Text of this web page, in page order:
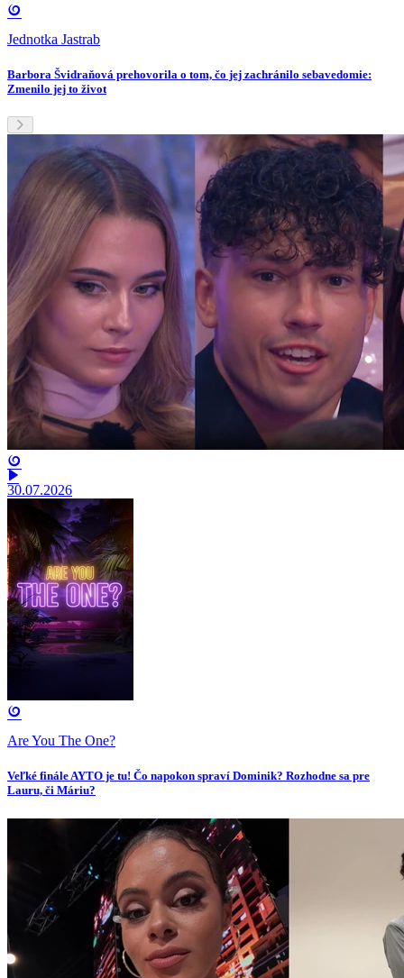
Jednotka Jastrab
Barbora Švidraňová prehovorila o tom, čo jej zachránilo sebavedomie:
Zmenilo jej to život
30.07.2026
Are You The One?
Veľké finále AYTO je tu! Čo napokon spraví Dominik? Rozhodne sa pre
Lauru, či Máriu?